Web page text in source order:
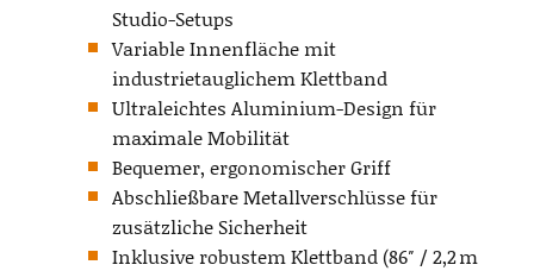
Studio-Setups
Variable Innenfläche mit
industrietauglichem Klettband
Ultraleichtes Aluminium-Design für
maximale Mobilität
Bequemer, ergonomischer Griff
Abschließbare Metallverschlüsse für
zusätzliche Sicherheit
Inklusive robustem Klettband (86″ / 2,2 m